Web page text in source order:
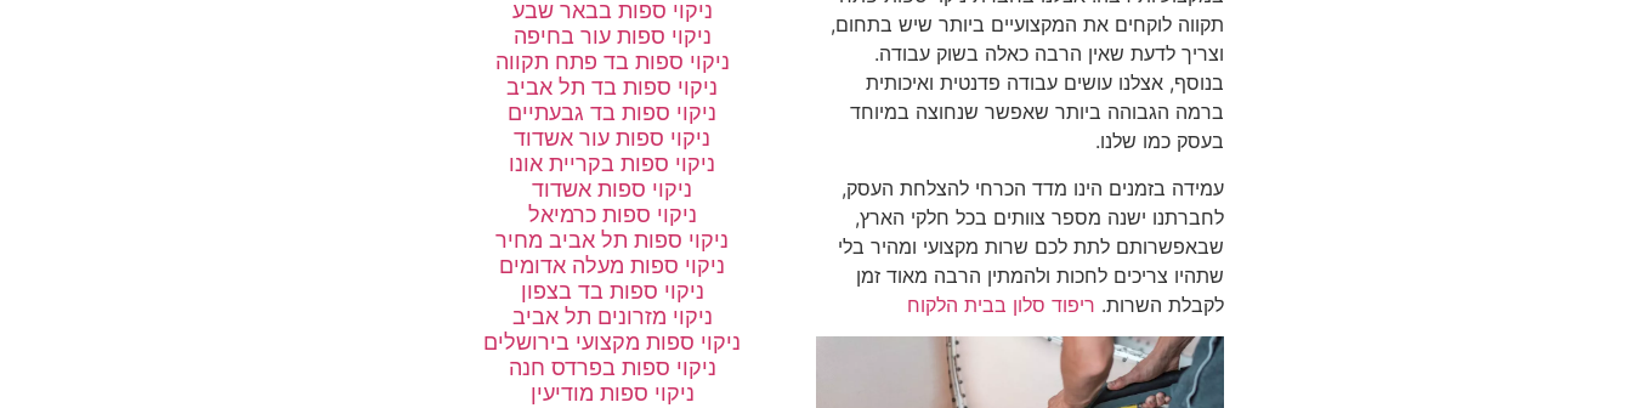
תקווה לוקחים את המקצועיים ביותר שיש בתחום,
וצריך לדעת שאין הרבה כאלה בשוק עבודה.
בנוסף, אצלנו עושים עבודה פדנטית ואיכותית
ברמה הגבוהה ביותר שאפשר שנחוצה במיוחד
בעסק כמו שלנו.
עמידה בזמנים הינו מדד הכרחי להצלחת העסק,
לחברתנו ישנה מספר צוותים בכל חלקי הארץ,
שבאפשרותם לתת לכם שרות מקצועי ומהיר בלי
שתהיו צריכים לחכות ולהמתין הרבה מאוד זמן
לקבלת השרות. ריפוד סלון בבית הלקוח
ניקוי ספות בבאר שבע
ניקוי ספות עור בחיפה
ניקוי ספות בד פתח תקווה
ניקוי ספות בד תל אביב
ניקוי ספות בד גבעתיים
ניקוי ספות עור אשדוד
ניקוי ספות בקריית אונו
ניקוי ספות אשדוד
ניקוי ספות כרמיאל
ניקוי ספות תל אביב מחיר
ניקוי ספות מעלה אדומים
ניקוי ספות בד בצפון
ניקוי מזרונים תל אביב
ניקוי ספות מקצועי בירושלים
ניקוי ספות בפרדס חנה
ניקוי ספות מודיעין